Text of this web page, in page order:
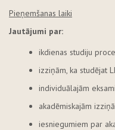
Pieņemšanas laiki
Jautājumi par:
ikdienas studiju
izziņām, ka studējat
individuālajām
akadēmiskajām
iesniegumiem par